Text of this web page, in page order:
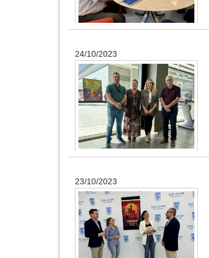
24/10/2023
23/10/2023